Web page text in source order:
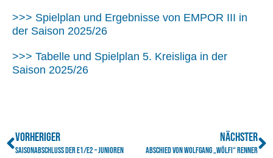
>>> Spielplan und Ergebnisse von EMPOR III in
der Saison 2025/26
>>> Tabelle und Spielplan 5. Kreisliga in der
Saison 2025/26
VORHERIGER
Saisonabschluss der E1/E2 – Junioren
NÄCHSTER
Abschied von Wolfgang „Wölfi“ Renner